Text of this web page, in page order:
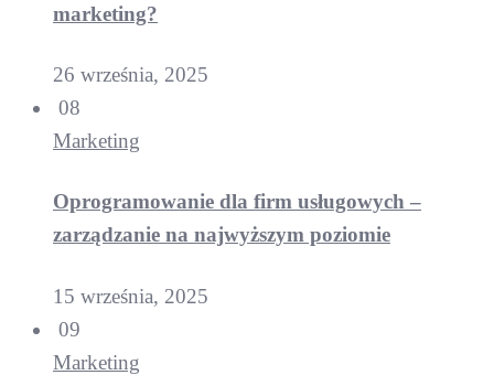
marketing?
26 września, 2025
08
Marketing
Oprogramowanie dla firm usługowych –
zarządzanie na najwyższym poziomie
15 września, 2025
09
Marketing